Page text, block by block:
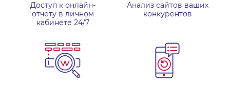
Доступ к онлайн-
отчету в личном
кабинете 24/7
Анализ сайтов ваших
конкурентов